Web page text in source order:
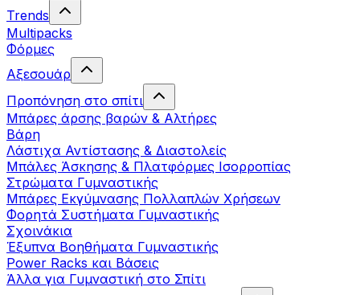
Trends
Multipacks
Φόρμες
Αξεσουάρ
Προπόνηση στο σπίτι
Μπάρες άρσης βαρών & Αλτήρες
Βάρη
Λάστιχα Αντίστασης & Διαστολείς
Μπάλες Άσκησης & Πλατφόρμες Ισορροπίας
Στρώματα Γυμναστικής
Μπάρες Εκγύμνασης Πολλαπλών Χρήσεων
Φορητά Συστήματα Γυμναστικής
Σχοινάκια
Έξυπνα Βοηθήματα Γυμναστικής
Power Racks και Βάσεις
Άλλα για Γυμναστική στο Σπίτι